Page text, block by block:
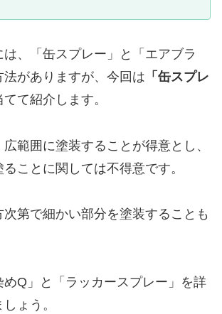
、「缶スプレー」と「エアブラ
法がありますが、今回は 「缶スプレ
て紹介します。
範囲に塗装することが得意とし、
ことに関しては不得意です。
次第で細かい部分を塗装することも
めQ」と「ラッカースプレー」を詳
ょう。